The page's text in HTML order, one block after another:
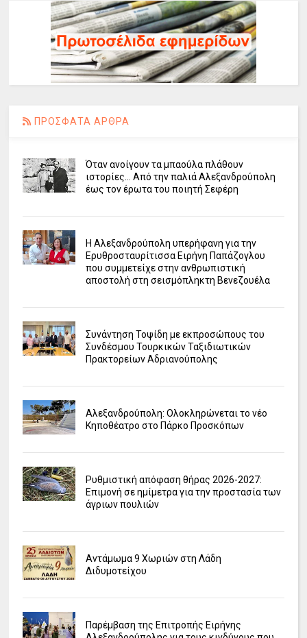
ΠΡΟΣΦΑΤΑ ΑΡΘΡΑ
Όταν ανοίγουν τα μπαούλα πλάθουν
ιστορίες... Από την παλιά Αλεξανδρούπολη
έως τον έρωτα του ποιητή Σεφέρη
Η Αλεξανδρούπολη υπερήφανη για την
Ερυθροσταυρίτισσα Ειρήνη Παπάζογλου
που συμμετείχε στην ανθρωπιστική
αποστολή στη σεισμόπληκτη Βενεζουέλα
Συνάντηση Τοψίδη με εκπροσώπους του
Συνδέσμου Τουρκικών Ταξιδιωτικών
Πρακτορείων Αδριανούπολης
Αλεξανδρούπολη: Ολοκληρώνεται το νέο
Κηποθέατρο στο Πάρκο Προσκόπων
Ρυθμιστική απόφαση θήρας 2026-2027:
Επιμονή σε ημίμετρα για την προστασία των
άγριων πουλιών
Αντάμωμα 9 Χωριών στη Λάδη
Διδυμοτείχου
Παρέμβαση της Επιτροπής Ειρήνης